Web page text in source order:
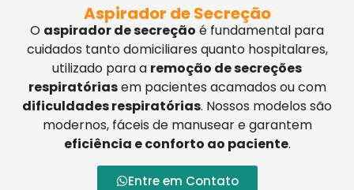
Aspirador de Secreção
O aspirador de secreção é fundamental para
cuidados tanto domiciliares quanto hospitalares,
utilizado para a remoção de secreções
respiratóriasem pacientes acamados ou com
dificuldades respiratórias. Nossos modelos são
modernos, fáceis de manusear e garantem
eficiência e conforto ao paciente.
Entre em Contato